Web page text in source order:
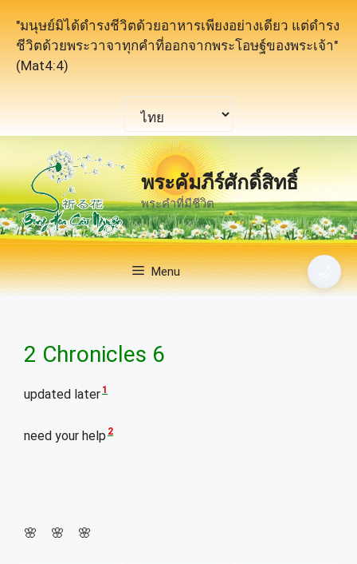
content
"มนุษย์มิได้ดำรงชีวิตด้วยอาหารเพียงอย่างเดียว แต่ดำรง
ชีวิตด้วยพระวาจาทุกคำที่ออกจากพระโอษฐ์ของพระเจ้า"
(Mat4:4)
language
พระคัมภีร์ศักดิ์สิทธิ์
พระคำที่มีชีวิต
Menu
2 Chronicles 6
updated later 1
need your help 2
🌸 🌸 🌸